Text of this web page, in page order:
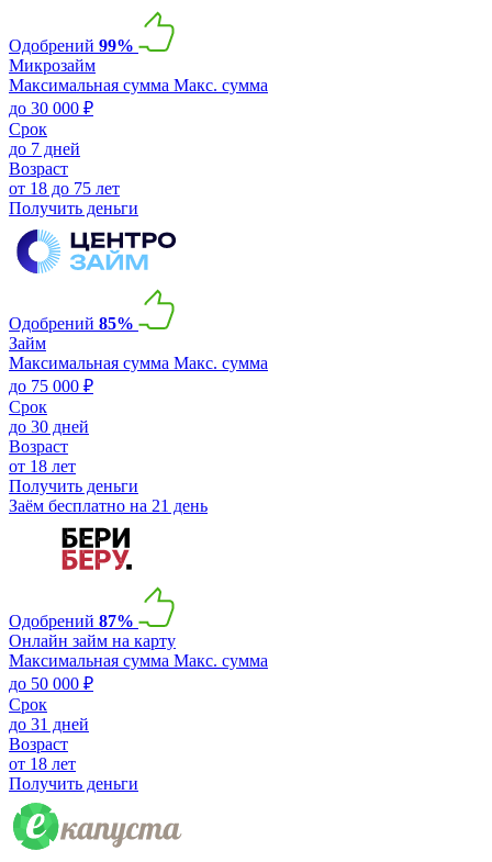
Одобрений 99%
Микрозайм
Максимальная сумма Макс. сумма
до 30 000 ₽
Срок
до 7 дней
Возраст
от 18 до 75 лет
Получить деньги
Одобрений 85%
Займ
Максимальная сумма Макс. сумма
до 75 000 ₽
Срок
до 30 дней
Возраст
от 18 лет
Получить деньги
Заём бесплатно на 21 день
Одобрений 87%
Онлайн займ на карту
Максимальная сумма Макс. сумма
до 50 000 ₽
Срок
до 31 дней
Возраст
от 18 лет
Получить деньги